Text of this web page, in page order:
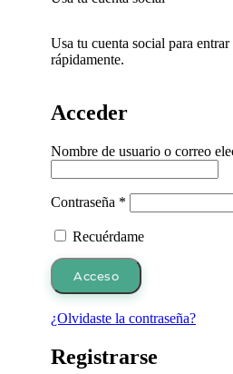
Usa tu cuenta social para entrar
rápidamente.
Acceder
Nombre de usuario o correo
Contraseña *
Recuérdame
Acceso
¿Olvidaste la contraseña?
Registrarse